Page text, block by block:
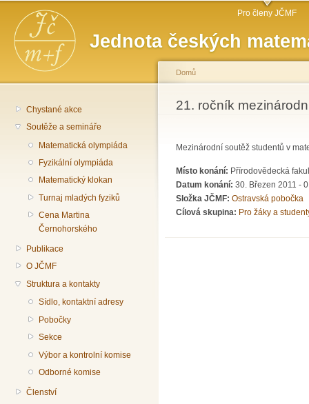
Jednota českých
Hlavní menu Pro členy JČMF
Chystané akce
Soutěže a semináře
Matematická olympiáda
Fyzikální olympiáda
Matematický klokan
Turnaj mladých fyziků
Cena Martina
Černohorského
Publikace
O JČMF
Struktura a kontakty
Sídlo, kontaktní adresy
Pobočky
Sekce
Výbor a kontrolní komise
Odborné komise
Členství
Jste zde
Domů
21. ročník
Mezinárodní soutěž studentů v
Místo konání: Přírodovědecká
Datum konání: 30. Březen 2011 -
Složka JČMF: Ostravská pobočka
Cílová skupina: Pro žáky a